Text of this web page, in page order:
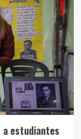
estudiantes